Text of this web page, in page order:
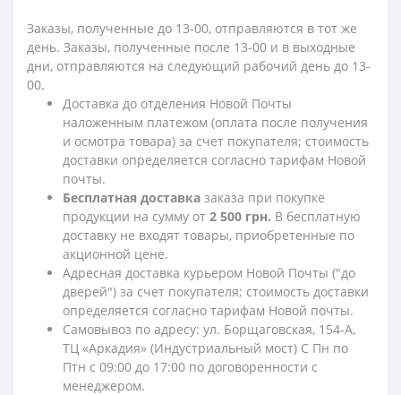
Заказы, полученные до 13-00, отправляются в тот же
день. Заказы, полученные после 13-00 и в выходные
дни, отправляются на следующий рабочий день до 13-
00.
Доставка до отделения Новой Почты
наложенным платежом (оплата после получения
и осмотра товара) за счет покупателя; стоимость
доставки определяется согласно тарифам Новой
почты.
Бесплатная доставка заказа при покупке
продукции на сумму от 2 500 грн. В бесплатную
доставку не входят товары, приобретенные по
акционной цене.
Адресная доставка курьером Новой Почты ("до
дверей") за счет покупателя; стоимость доставки
определяется согласно тарифам Новой почты.
Самовывоз по адресу: ул. Борщаговская, 154-А,
ТЦ «Аркадия» (Индустриальный мост) С Пн по
Птн с 09:00 до 17:00 по договоренности с
менеджером.